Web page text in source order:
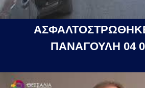
ΠΑΝΑΓΟΥΛΗ 04